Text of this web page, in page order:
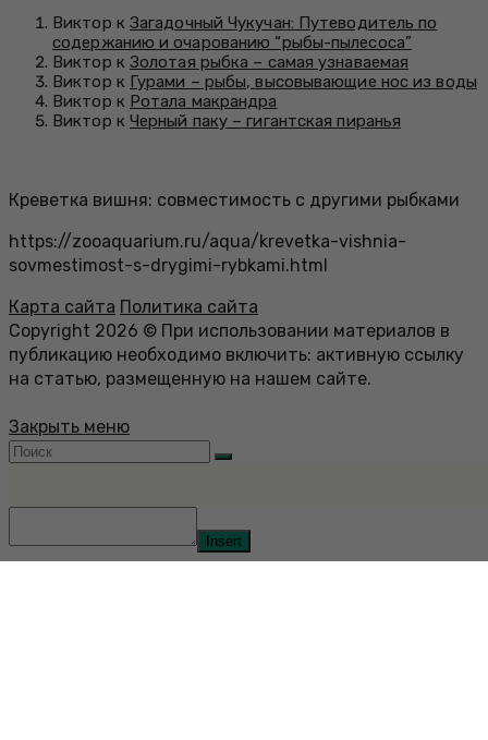
Виктор к Загадочный Чукучан: Путеводитель по
содержанию и очарованию “рыбы-пылесоса”
Виктор к Золотая рыбка – самая узнаваемая
Виктор к Гурами – рыбы, высовывающие нос из воды
Виктор к Ротала макрандра
Виктор к Черный паку – гигантская пиранья
Креветка вишня: совместимость с другими рыбками
https://zooaquarium.ru/aqua/krevetka-vishnia-
sovmestimost-s-drygimi-rybkami.html
Карта сайта Политика сайта
Copyright 2026 © При использовании материалов в
публикацию необходимо включить: активную ссылку
на статью, размещенную на нашем сайте.
Закрыть меню
Insert